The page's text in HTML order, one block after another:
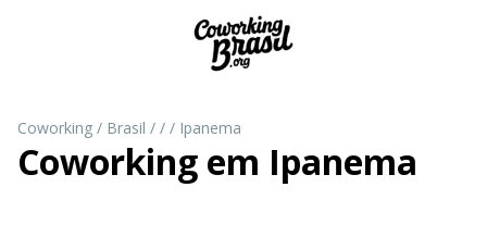
Coworking / Brasil / / / Ipanema
Coworking em Ipanema